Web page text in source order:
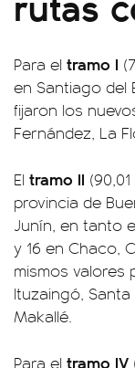
Para el tramo I
en Santiago del
fijaron los
Fernández, La
El tramo II
provincia de
Junín, en tanto
y 16 en Chaco,
mismos valores
Ituzaingó,
Makallé.
Para el tramo IV